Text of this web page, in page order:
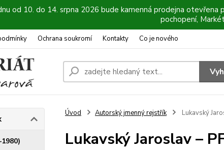
od 10. do 14. srpna 2026 bude kamenná prodejna
pochopení,
Ochrana soukromí Kontakty Co je nového
Úvod Autorský jmenný rejstřík Lukavský
Lukavský Jaroslav –